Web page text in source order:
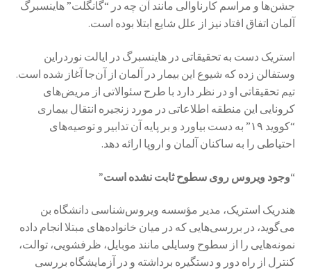
جشن‌ها و مراسم کارناوالی مانند آن چه در “گانگلت” هاینسبرگ
آلمان اتفاق افتاد نیز از علل شایع ابتلا بوده است.
استریک دست به تحقیقاتی در هاینسبرگ در ایالت نوردراین
وستفالن زده که شیوع این بیمار در آلمان از آن‌جا آغاز شده است.
تیم تحقیقاتی او در نظر دارد با طرح سئوالاتی از مریض‌های
کرونایی این منطقه اطلاعاتی در مورد زنجیره انتقال بیماری
“کووید ۱۹” به دست بیاورد و بر پایه آن تدابیر و توصیه‌های
احتیاطی را به ساکنان آلمان و اروپا ارائه دهد.
“وجود ویروس روی سطوح ثابت نشده است”
هندریک استریک، مدیر مؤسسه ویروس‌شناسی دانشگاه بن
می‌گوید، در بررسی‌هایی که در میان خانواده‌های مبتلا انجام داده
نمونه‌هایی را از سطوح وسایلی مانند موبایل، ظرفشویی، توالت،
کنترل از راه دور و دستگیره برداشته و در آزمایشگاه بررسی